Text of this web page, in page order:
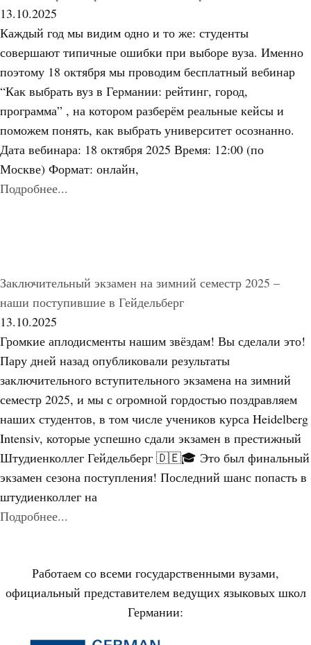
13.10.2025
Каждый год мы видим одно и то же: студенты
совершают типичные ошибки при выборе вуза. Именно
поэтому 18 октября мы проводим бесплатный вебинар
“Как выбрать вуз в Германии: рейтинг, город,
программа” , на котором разберём реальные кейсы и
поможем понять, как выбрать университет осознанно.
Дата вебинара: 18 октября 2025 Время: 12:00 (по
Москве) Формат: онлайн,
Подробнее...
Заключительный экзамен на зимний семестр 2025 –
наши поступившие в Гейдельберг
13.10.2025
Громкие аплодисменты нашим звёздам! Вы сделали это!
Пару дней назад опубликовали результаты
заключительного вступительного экзамена на зимний
семестр 2025, и мы с огромной гордостью поздравляем
наших студентов, в том числе учеников курса Heidelberg
Intensiv, которые успешно сдали экзамен в престижный
Штудиенколлег Гейдельберг 🇩🇪🎓 Это был финальный
экзамен сезона поступления! Последний шанс попасть в
штудиенколлег на
Подробнее...
Работаем со всеми государственными вузами,
официальный представителем ведущих языковых школ
Германии: